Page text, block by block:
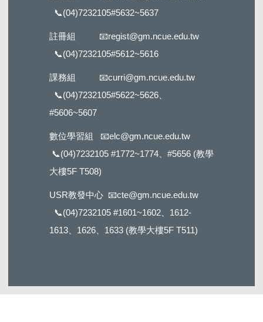
📞(04)7232105#5632~5637
註冊組 📧regist@gm.ncue.edu.tw
📞(04)7232105#5612~5616
課務組 📧curri@gm.ncue.edu.tw
📞(04)7232105#5622~5626、
#5606~5607
數位學習組 📧elc@gm.ncue.edu.tw
📞(04)7232105 #1772~1774、#5656 (教學
大樓5F T508)
USR教發中心 📧cte@gm.ncue.edu.tw
📞(04)7232105 #1601~1602、1612-
1613、1626、1633 (教學大樓5F T511)